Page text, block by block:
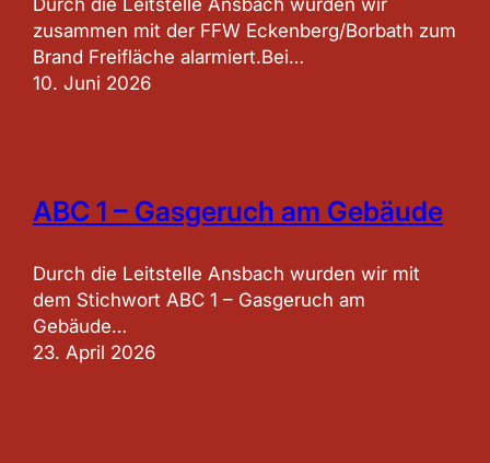
zusammen mit der FFW Eckenberg/Borbath zum
Brand Freifläche alarmiert.Bei…
10. Juni 2026
ABC 1 – Gasgeruch am Gebäude
Durch die Leitstelle Ansbach wurden wir mit
dem Stichwort ABC 1 – Gasgeruch am
Gebäude…
23. April 2026